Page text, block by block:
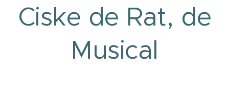
Ciske de Rat, de
Musical